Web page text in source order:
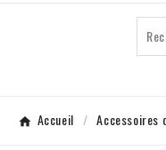
Accueil Accessoires